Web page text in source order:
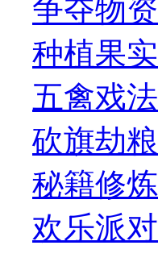
争夺物资
种植果实
五禽戏法
砍旗劫粮
秘籍修炼
欢乐派对